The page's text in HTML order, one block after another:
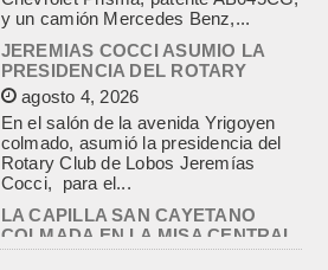
PRESIDENCIA DEL ROTARY
agosto 4, 2026
En el salón de la avenida Yrigoyen
colmado, asumió la presidencia del
Rotary Club de Lobos Jeremías
Cocci, para el...
LA CAPILLA SAN CAYETANO
COLMADA EN LA MISA CENTRAL
DE LA FIESTA DEL SANTO DEL
PAN Y EL TRABAJO
agosto 7, 2026